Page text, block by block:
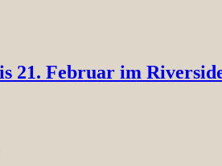
21. Februar im